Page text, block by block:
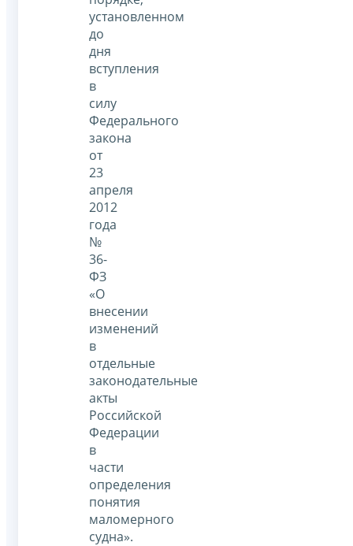
установленном
до
дня
вступления
в
силу
Федерального
закона
от
23
апреля
2012
года
№
36-
ФЗ
«О
внесении
изменений
в
отдельные
законодательные
акты
Российской
Федерации
в
части
определения
понятия
маломерного
судна».